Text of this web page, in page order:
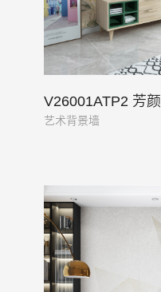
V26001ATP2 芳颜
艺术背景墙